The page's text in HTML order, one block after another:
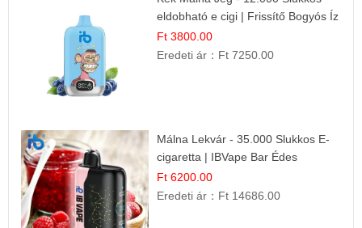
eldobható e cigi | Frissítő Bogyós Íz
Ft 3800.00
Eredeti ár： Ft 7250.00
Málna Lekvár - 35.000 Slukkos E-
cigaretta | IBVape Bar Édes
Gyümölcs Íz
Ft 6200.00
Eredeti ár： Ft 14686.00